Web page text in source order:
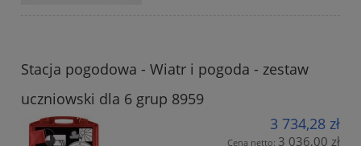
Stacja pogodowa - Wiatr i pogoda - zestaw
uczniowski dla 6 grup 8959
3 734,28 zł
Cena netto: 3 036,00 zł